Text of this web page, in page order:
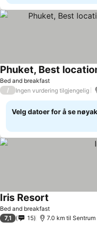
Bed and breakfast
Phuket, Best
/ Ingen vurdering tilgjengelig
Velg datoer for å se
Bed and breakfast
Iris Resort
7,1 15 7.0 km til Sentrum